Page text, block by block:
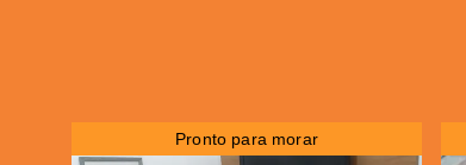
Pronto para morar